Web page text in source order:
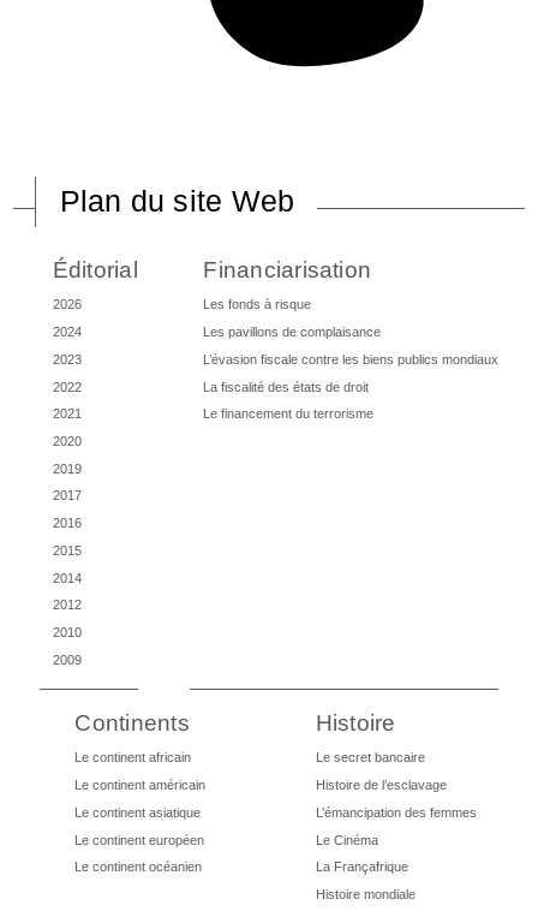
Plan du site Web
Éditorial
2026
2024
2023
2022
2021
2020
2019
2017
2016
2015
2014
2012
2010
2009
Financiarisation
Les fonds à risque
Les pavillons de complaisance
L’évasion fiscale contre les biens publics mondiaux
La fiscalité des états de droit
Le financement du terrorisme
Continents
Le continent africain
Le continent américain
Le continent asiatique
Le continent européen
Le continent océanien
Histoire
Le secret bancaire
Histoire de l’esclavage
L’émancipation des femmes
Le Cinéma
La Françafrique
Histoire mondiale